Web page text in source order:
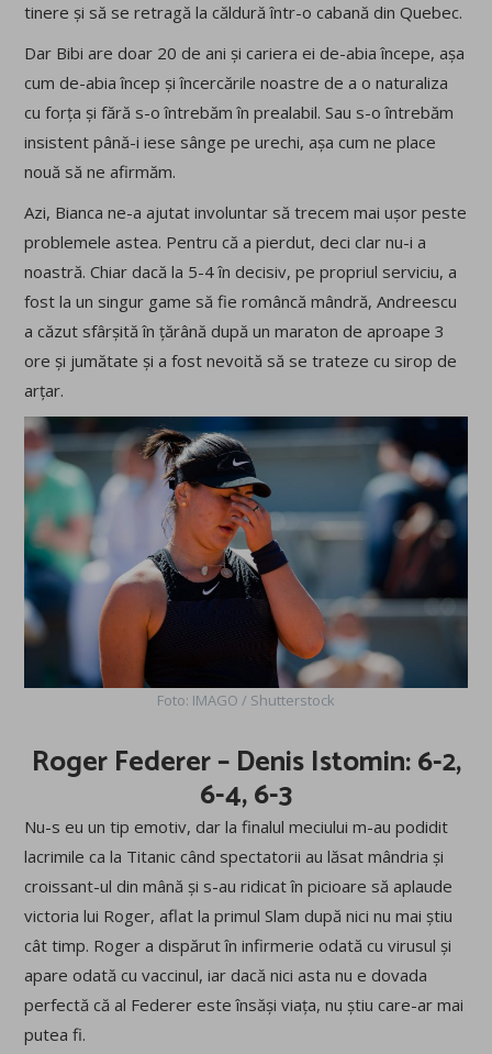
tinere și să se retragă la căldură într-o cabană din Quebec.
Dar Bibi are doar 20 de ani și cariera ei de-abia începe, așa
cum de-abia încep și încercările noastre de a o naturaliza
cu forța și fără s-o întrebăm în prealabil. Sau s-o întrebăm
insistent până-i iese sânge pe urechi, așa cum ne place
nouă să ne afirmăm.
Azi, Bianca ne-a ajutat involuntar să trecem mai ușor peste
problemele astea. Pentru că a pierdut, deci clar nu-i a
noastră. Chiar dacă la 5-4 în decisiv, pe propriul serviciu, a
fost la un singur game să fie româncă mândră, Andreescu
a căzut sfârșită în țărână după un maraton de aproape 3
ore și jumătate și a fost nevoită să se trateze cu sirop de
arțar.
Foto: IMAGO / Shutterstock
Roger Federer – Denis Istomin: 6-2,
6-4, 6-3
Nu-s eu un tip emotiv, dar la finalul meciului m-au podidit
lacrimile ca la Titanic când spectatorii au lăsat mândria și
croissant-ul din mână și s-au ridicat în picioare să aplaude
victoria lui Roger, aflat la primul Slam după nici nu mai știu
cât timp. Roger a dispărut în infirmerie odată cu virusul și
apare odată cu vaccinul, iar dacă nici asta nu e dovada
perfectă că al Federer este însăși viața, nu știu care-ar mai
putea fi.